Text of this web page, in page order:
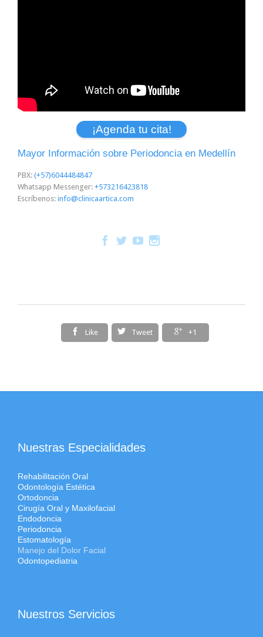
¡Agenda tu cita!
Mayor Información sobre Periodoncia en Medellín
PBX: (+57)6044484847
Whatsapp Messenger: +573216423818
Escríbenos: info@clinicaartica.com
   
 Like  Tweet  +1
Nuestras Especialidades
Rehabilitación Oral
Odontología Estética
Ortodoncia
Cirugía Oral y Maxilofacial
Endodoncia
Periodoncia
Estomatología
Manejo del Dolor Facial
Odontopediatria
Nuestros Servicios